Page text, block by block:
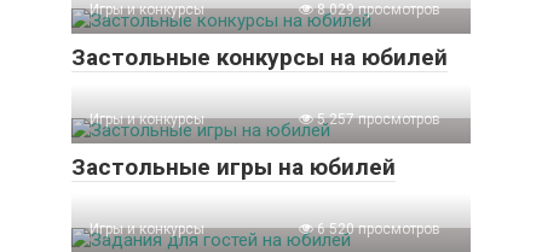
Игры и конкурсы 8 029 просмотров
Застольные конкурсы на юбилей
Игры и конкурсы 5 257 просмотров
Застольные игры на юбилей
Игры и конкурсы 6 520 просмотров